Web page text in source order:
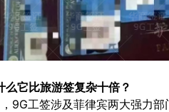
它比旅游签复杂十倍？
9G工签涉及菲律宾两大强力